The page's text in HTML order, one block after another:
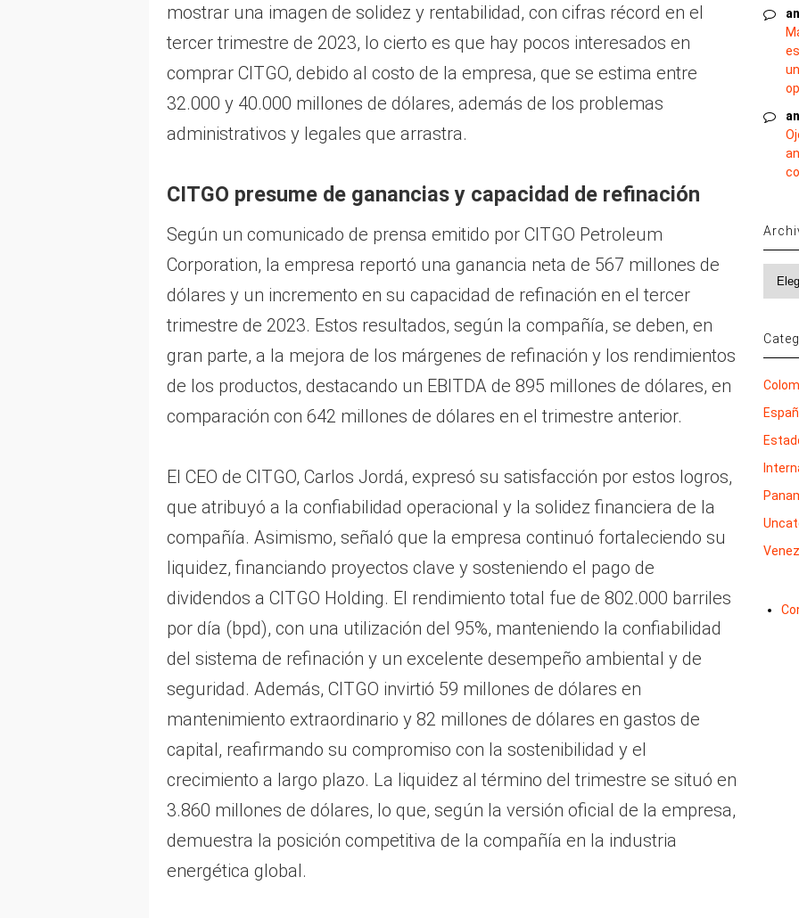
mostrar una imagen de solidez y rentabilidad, con cifras récord en el
tercer trimestre de 2023, lo cierto es que hay pocos interesados en
comprar CITGO, debido al costo de la empresa, que se estima entre
32.000 y 40.000 millones de dólares, además de los problemas
administrativos y legales que arrastra.
CITGO presume de ganancias y capacidad de refinación
Según un comunicado de prensa emitido por CITGO Petroleum
Corporation, la empresa reportó una ganancia neta de 567 millones de
dólares y un incremento en su capacidad de refinación en el tercer
trimestre de 2023. Estos resultados, según la compañía, se deben, en
gran parte, a la mejora de los márgenes de refinación y los rendimientos
de los productos, destacando un EBITDA de 895 millones de dólares, en
comparación con 642 millones de dólares en el trimestre anterior.
El CEO de CITGO, Carlos Jordá, expresó su satisfacción por estos logros,
que atribuyó a la confiabilidad operacional y la solidez financiera de la
compañía. Asimismo, señaló que la empresa continuó fortaleciendo su
liquidez, financiando proyectos clave y sosteniendo el pago de
dividendos a CITGO Holding. El rendimiento total fue de 802.000 barriles
por día (bpd), con una utilización del 95%, manteniendo la confiabilidad
del sistema de refinación y un excelente desempeño ambiental y de
seguridad. Además, CITGO invirtió 59 millones de dólares en
mantenimiento extraordinario y 82 millones de dólares en gastos de
capital, reafirmando su compromiso con la sostenibilidad y el
crecimiento a largo plazo. La liquidez al término del trimestre se situó en
3.860 millones de dólares, lo que, según la versión oficial de la empresa,
demuestra la posición competitiva de la compañía en la industria
energética global.